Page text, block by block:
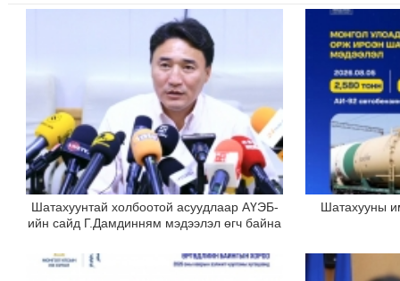
Шатахуунтай холбоотой асуудлаар АҮЭБ-
ийн сайд Г.Дамдинням мэдээлэл өгч байна
Шатахууны